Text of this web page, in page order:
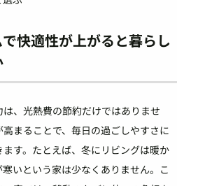
快適性が上がると暮らし
、光熱費の節約だけではありませ
まることで、毎日の過ごしやすさに
す。たとえば、冬にリビングは暖か
いという家は少なくありません。こ